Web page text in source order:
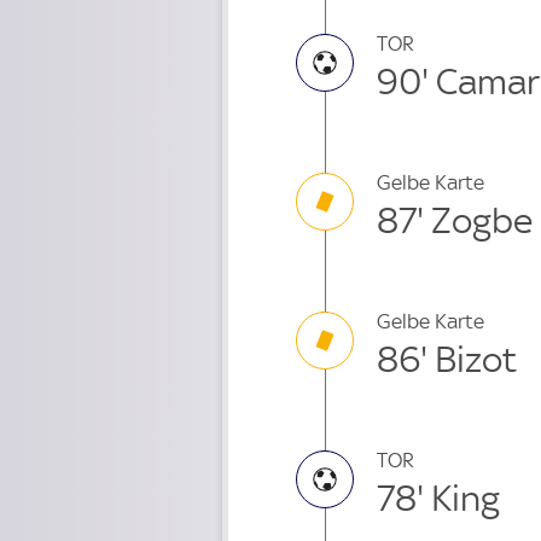
TOR
90'
Gelbe Karte
87' Zogbe
Gelbe Karte
86' Bizot
TOR
78' King